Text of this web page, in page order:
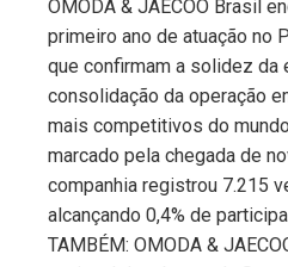
OMODA & JAECOO Brasil
primeiro ano de atuação no
que confirmam a solidez da
consolidação da operação
mais competitivos do
marcado pela chegada de
companhia registrou 7.215
alcançando 0,4% de
TAMBÉM: OMODA &